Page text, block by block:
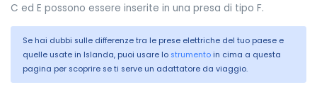
C ed E possono essere inserite in una presa di tipo F.
Se hai dubbi sulle differenze tra le prese elettriche del tuo paese e
quelle usate in Islanda, puoi usare lo strumento in cima a questa
pagina per scoprire se ti serve un adattatore da viaggio.